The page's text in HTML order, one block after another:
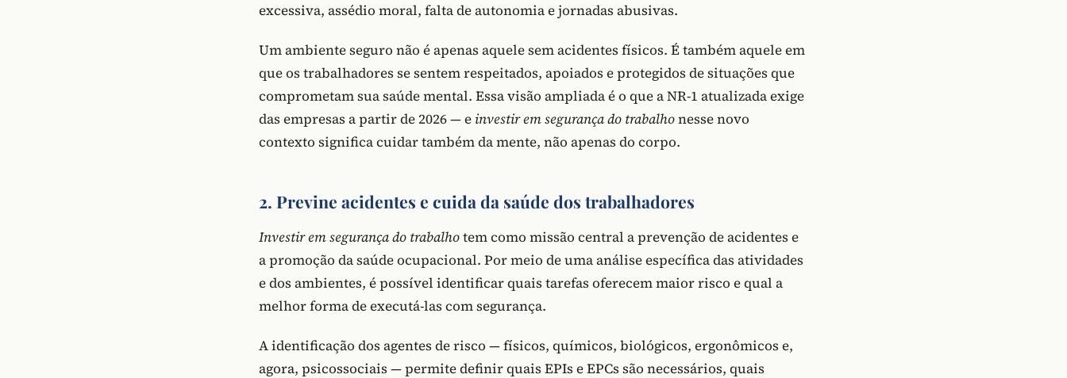
excessiva, assédio moral, falta de autonomia e jornadas abusivas.
Um ambiente seguro não é apenas aquele sem acidentes físicos. É também aquele em
que os trabalhadores se sentem respeitados, apoiados e protegidos de situações que
comprometam sua saúde mental. Essa visão ampliada é o que a NR-1 atualizada exige
das empresas a partir de 2026 — e investir em segurança do trabalhonesse novo
contexto significa cuidar também da mente, não apenas do corpo.
2. Previne acidentes e cuida da saúde dos trabalhadores
Investir em segurança do trabalhotem como missão central a prevenção de acidentes e
a promoção da saúde ocupacional. Por meio de uma análise específica das atividades
e dos ambientes, é possível identificar quais tarefas oferecem maior risco e qual a
melhor forma de executá-las com segurança.
A identificação dos agentes de risco — físicos, químicos, biológicos, ergonômicos e,
agora, psicossociais — permite definir quais EPIs e EPCs são necessários, quais